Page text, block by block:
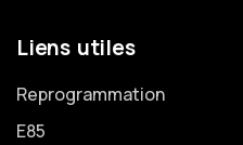
Liens utiles
Reprogrammation
E85